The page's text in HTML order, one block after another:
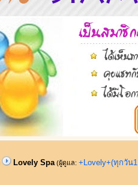
Lovely Spa (ผู้ดูแล: +Lovely+(ทุกวัน